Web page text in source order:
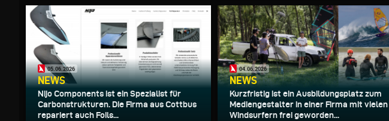
05.06.2026
NEWS
Nijo Components ist ein Spezialist für
Carbonstrukturen. Die Firma aus Cottbus
repariert auch Foils...
04.06.2026
NEWS
Kurzfristig ist ein Ausbildungsplatz zum
Mediengestalter in einer Firma mit vielen
Windsurfern frei geworden...